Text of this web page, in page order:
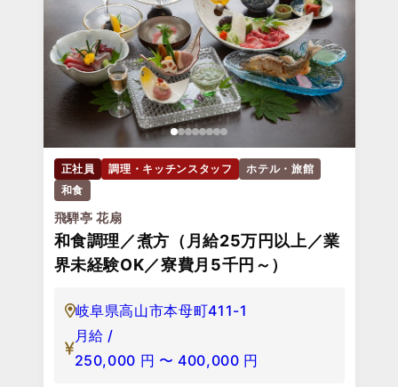
正社員 調理・キッチンスタッフ
ホテル・旅館
和食
飛騨亭 花扇
和食調理／煮方（月給25万円以上／業
界未経験OK／寮費月5千円～）
岐阜県高山市本母町411-1
月給 /
250,000 円 〜 400,000 円